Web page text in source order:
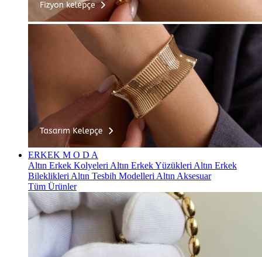
ERKEK M O D A
Altın Erkek Kolyeleri Altın Erkek Yüzükleri Altın Erkek
Bileklikleri Altın Tesbih Modelleri Altın Aksesuar
Tüm Ürünler